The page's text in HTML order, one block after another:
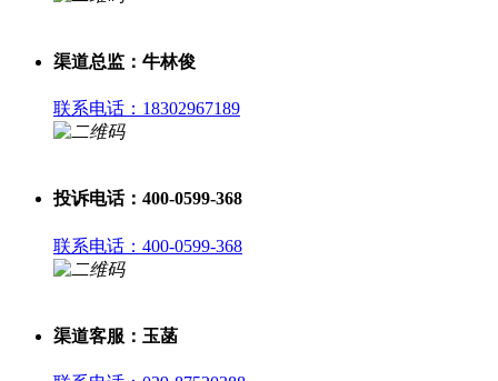
渠道总监：牛林俊
联系电话：18302967189
投诉电话：400-0599-368
联系电话：400-0599-368
渠道客服：玉菡